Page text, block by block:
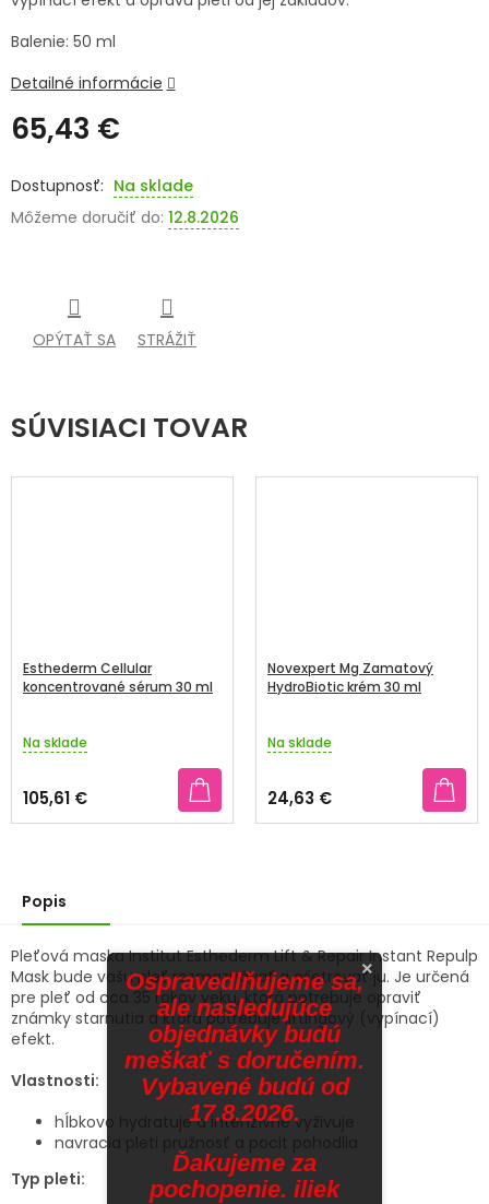
SENIORI
ZNAČKY
Prihlásenie
65,43 €
cena:
Na sklade
Môžeme doručiť do: 12.8.2026
Balenie: 50 ml
Detailné informácie
OPÝTAŤ SA STRÁŽIŤ
SÚVISIACI TOVAR
Esthederm Cellular
koncentrované sérum 30 ml
Na sklade
105,61 €
Novexpert Mg Zamatový
HydroBiotic krém 30 ml
Na sklade
24,63 €
Popis
Pleťová maska Institut Esthederm Lift & Repair Instant Repulp
Mask bude vašu pleť rozmaznávať a ošetrovať ju. Je určená
pre pleť od cca 35 rokov veku, ktorá potrebuje opraviť
známky starnutia a ktorá potrebuje liftingový (vypínací)
efekt.
Vlastnosti:
hĺbkovo hydratuje a intenzívne vyživuje
navracia pleti pružnosť a pocit pohodlia
Typ pleti:
×
Ospravedlňujeme sa,
ale nasledujúce
objednávky budú
meškať s doručením.
Vybavené budú od
17.8.2026.
Ďakujeme za
pochopenie. iliek